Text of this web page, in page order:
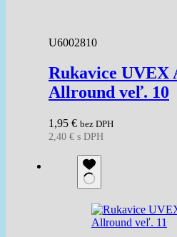
U6002810
Rukavice
Allround veľ. 10
1,95 € bez DPH
2,40 € s DPH